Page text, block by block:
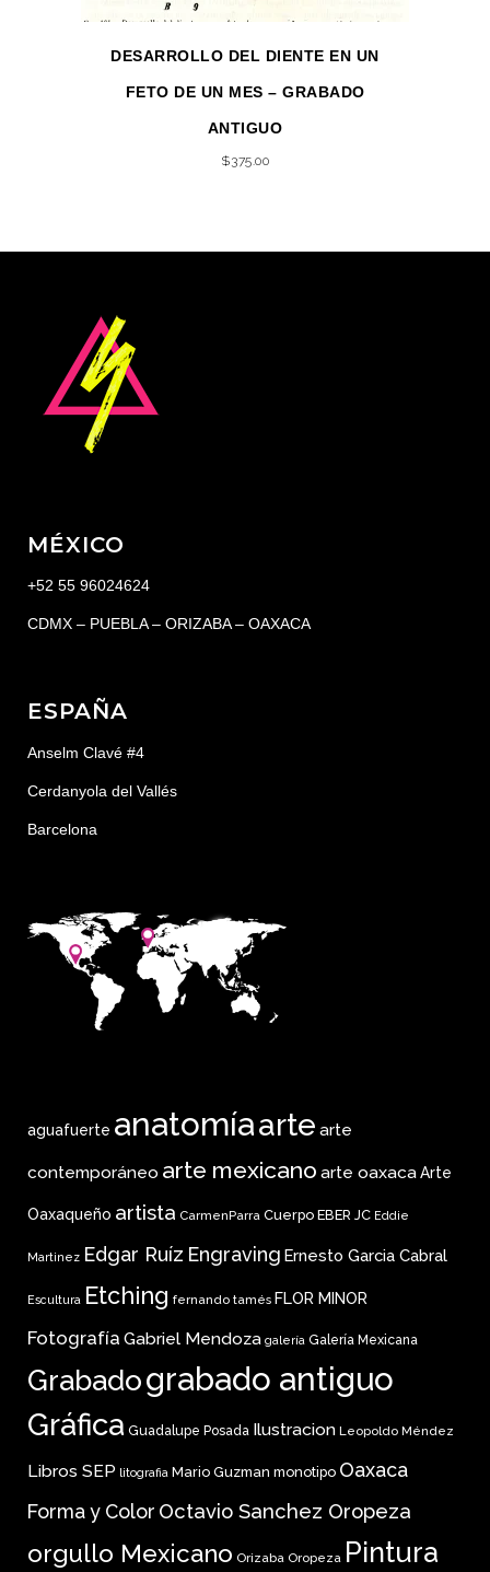
DESARROLLO DEL DIENTE EN UN
FETO DE UN MES – GRABADO
ANTIGUO
$375.00
MÉXICO
+52 55 96024624
CDMX – PUEBLA – ORIZABA – OAXACA
ESPAÑA
Anselm Clavé #4
Cerdanyola del Vallés
Barcelona
aguafuerte anatomíaarte arte
contemporáneo arte mexicano arte oaxacaArte
Oaxaqueño artista CarmenParra Cuerpo EBER JC Eddie
Martinez Edgar Ruíz Engraving Ernesto Garcia Cabral
Escultura Etching fernando tamés FLOR MINOR
Fotografía Gabriel Mendoza galería Galería Mexicana
Grabadograbado antiguo
Gráfica Guadalupe Posada Ilustracion Leopoldo Méndez
Libros SEP litografia Mario Guzman monotipo Oaxaca
Forma y Color Octavio Sanchez Oropeza
orgullo Mexicano Orizaba Oropeza Pintura